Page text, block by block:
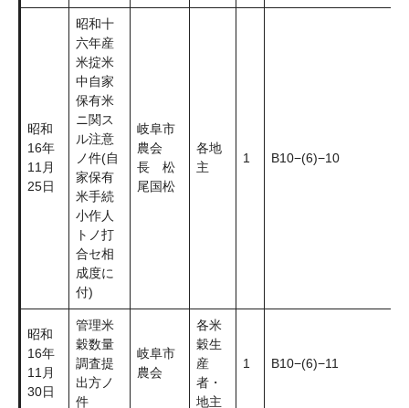
昭和
16年
11月
25日
昭和十
六年産
米掟米
中自家
保有米
ニ関ス
ル注意
ノ件(自
家保有
米手続
小作人
トノ打
合セ相
成度に
付)
岐阜市
農会
長 松
尾国松
各地
主
1 B10−(6)−10
昭和
16年
11月
30日
管理米
穀数量
調査提
出方ノ
件
岐阜市
農会
各米
穀生
産
者・
地主
1 B10−(6)−11